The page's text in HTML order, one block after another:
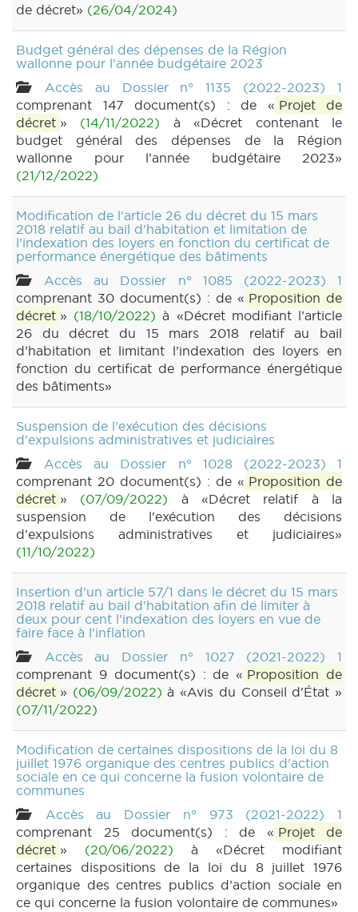
de décret» (26/04/2024)
Budget général des dépenses de la Région
wallonne pour l'année budgétaire 2023
Accès au Dossier n° 1135 (2022-2023) 1
comprenant 147 document(s) : de « Projet de
décret » (14/11/2022) à «Décret contenant le
budget général des dépenses de la Région
wallonne pour l’année budgétaire 2023»
(21/12/2022)
Modification de l'article 26 du décret du 15 mars
2018 relatif au bail d'habitation et limitation de
l'indexation des loyers en fonction du certificat de
performance énergétique des bâtiments
Accès au Dossier n° 1085 (2022-2023) 1
comprenant 30 document(s) : de « Proposition de
décret » (18/10/2022) à «Décret modifiant l’article
26 du décret du 15 mars 2018 relatif au bail
d’habitation et limitant l’indexation des loyers en
fonction du certificat de performance énergétique
des bâtiments»
Suspension de l'exécution des décisions
d'expulsions administratives et judiciaires
Accès au Dossier n° 1028 (2022-2023) 1
comprenant 20 document(s) : de « Proposition de
décret » (07/09/2022) à «Décret relatif à la
suspension de l'exécution des décisions
d'expulsions administratives et judiciaires»
(11/10/2022)
Insertion d'un article 57/1 dans le décret du 15 mars
2018 relatif au bail d'habitation afin de limiter à
deux pour cent l'indexation des loyers en vue de
faire face à l'inflation
Accès au Dossier n° 1027 (2021-2022) 1
comprenant 9 document(s) : de « Proposition de
décret » (06/09/2022) à «Avis du Conseil d'État »
(07/11/2022)
Modification de certaines dispositions de la loi du 8
juillet 1976 organique des centres publics d'action
sociale en ce qui concerne la fusion volontaire de
communes
Accès au Dossier n° 973 (2021-2022) 1
comprenant 25 document(s) : de « Projet de
décret » (20/06/2022) à «Décret modifiant
certaines dispositions de la loi du 8 juillet 1976
organique des centres publics d’action sociale en
ce qui concerne la fusion volontaire de communes»